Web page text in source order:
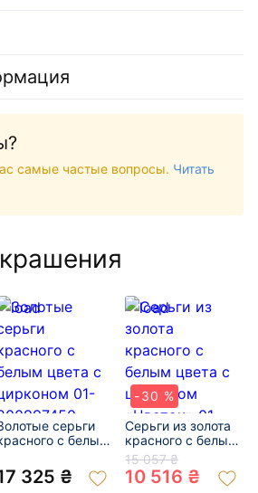
самые частые вопросы. Читать
серьги
с белым
200997450
325 ₴
-30 %
Серьги из золота
красного с белым
цвета с цирконом
«Цветок» 01-
200332440
15 057 ₴
10 516 ₴